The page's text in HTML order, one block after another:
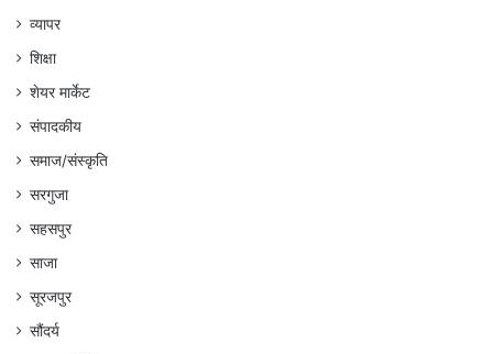
व्यापर
शिक्षा
शेयर मार्केट
संपादकीय
समाज/संस्कृति
सरगुजा
सहसपुर
साजा
सूरजपुर
सौंदर्य